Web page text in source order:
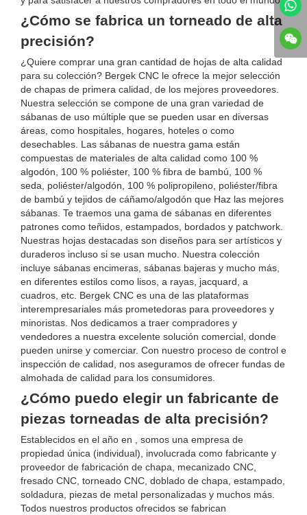
¿Cómo se fabrica un torneado de alta
precisión?
¿Quiere comprar una gran cantidad de hojas de alta calidad
para su colección? Bergek CNC le ofrece la mejor selección
de chapas de primera calidad, de los mejores proveedores.
Nuestra selección se compone de una gran variedad de
sábanas de uso múltiple que se pueden usar en diversas
áreas, como hospitales, hogares, hoteles o como
desechables. Las sábanas de nuestra gama están
compuestas de materiales de alta calidad como 100 %
algodón, 100 % poliéster, 100 % fibra de bambú, 100 %
seda, poliéster/algodón, 100 % polipropileno, poliéster/fibra
de bambú y tejidos de cáñamo/algodón que Haz las mejores
sábanas. Te traemos una gama de sábanas en diferentes
patrones como teñidos, estampados, bordados y patchwork.
Nuestras hojas destacadas son diseños para ser artísticos y
duraderos incluso si se usan mucho. Nuestra colección
incluye sábanas encimeras, sábanas bajeras y mucho más,
en diferentes estilos como lisos, a rayas, jacquard, a
cuadros, etc. Bergek CNC es una de las plataformas
interempresariales más prometedoras para proveedores y
minoristas. Nos dedicamos a traer compradores y
vendedores a nuestra excelente solución comercial, donde
pueden unirse y comerciar. Con nuestro proceso de control e
inspección de calidad, nos aseguramos de ofrecer fundas de
almohada de calidad para los consumidores.
¿Cómo puedo elegir un fabricante de
piezas torneadas de alta precisión?
Establecidos en el año en , somos una empresa de
propiedad única (individual), involucrada como fabricante y
proveedor de fabricación de chapa, mecanizado CNC,
fresado CNC, torneado CNC, doblado de chapa, estampado,
soldadura, piezas de metal personalizadas y muchos más.
Todos nuestros productos ofrecidos se fabrican